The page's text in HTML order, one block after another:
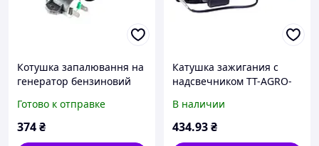
Котушка запалювання на
генератор бензиновий
(високовольтна з дротом)
Готово к отправке
374₴
Катушка зажигания с
надсвечником TT-AGRO-
двигатеь 156F генератора
GN 1,2 KW
В наличии
434.93₴